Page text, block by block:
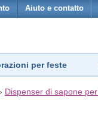
Aiuto e contatto
per feste
› Dispenser di sapone